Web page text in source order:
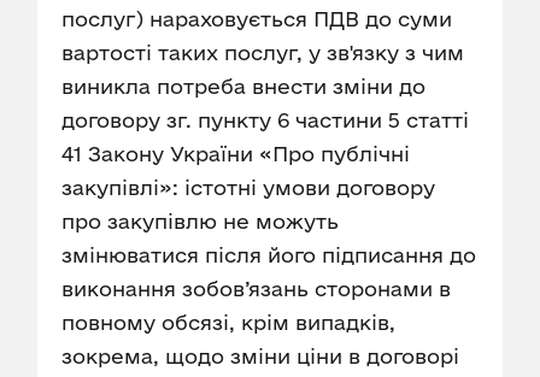
послуг) нараховується ПДВ до суми
вартості таких послуг, у зв'язку з чим
виникла потреба внести зміни до
договору зг. пункту 6 частини 5 статті
41 Закону України «Про публічні
закупівлі»: істотні умови договору
про закупівлю не можуть
змінюватися після його підписання до
виконання зобов’язань сторонами в
повному обсязі, крім випадків,
зокрема, щодо зміни ціни в договорі